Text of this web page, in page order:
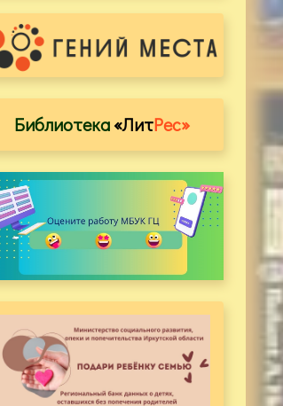
Библиотека«ЛитРес»